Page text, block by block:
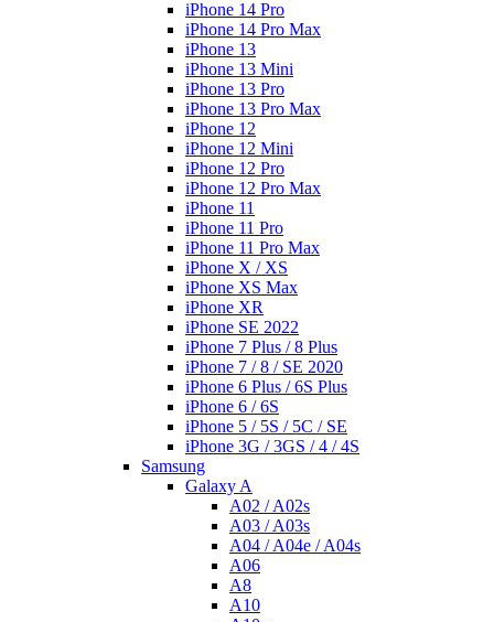
iPhone 14 Pro
iPhone 14 Pro Max
iPhone 13
iPhone 13 Mini
iPhone 13 Pro
iPhone 13 Pro Max
iPhone 12
iPhone 12 Mini
iPhone 12 Pro
iPhone 12 Pro Max
iPhone 11
iPhone 11 Pro
iPhone 11 Pro Max
iPhone X / XS
iPhone XS Max
iPhone XR
iPhone SE 2022
iPhone 7 Plus / 8 Plus
iPhone 7 / 8 / SE 2020
iPhone 6 Plus / 6S Plus
iPhone 6 / 6S
iPhone 5 / 5S / 5C / SE
iPhone 3G / 3GS / 4 / 4S
Samsung
Galaxy A
A02 / A02s
A03 / A03s
A04 / A04e / A04s
A06
A8
A10